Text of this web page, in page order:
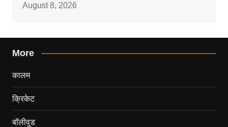
August 8, 2026
More
कालम
क्रिकेट
बॉलीवुड